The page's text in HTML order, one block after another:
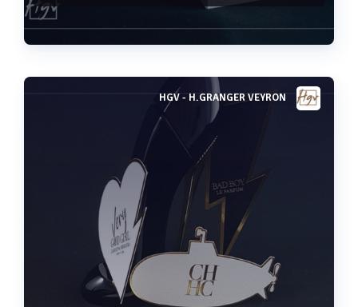
Voir plus
HGV - H.GRANGER VEYRON